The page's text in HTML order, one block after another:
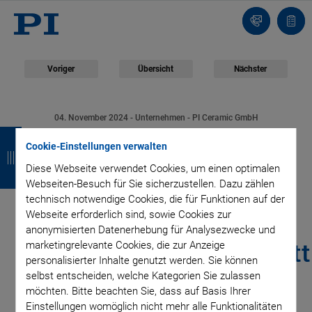
Cookie-Einstellungen verwalten
Diese Webseite verwendet Cookies, um einen optimalen
Webseiten-Besuch für Sie sicherzustellen. Dazu zählen
technisch notwendige Cookies, die für Funktionen auf der
Webseite erforderlich sind, sowie Cookies zur
anonymisierten Datenerhebung für Analysezwecke und
marketingrelevante Cookies, die zur Anzeige
personalisierter Inhalte genutzt werden. Sie können
selbst entscheiden, welche Kategorien Sie zulassen
möchten. Bitte beachten Sie, dass auf Basis Ihrer
Einstellungen womöglich nicht mehr alle Funktionalitäten
Kontakt
Voriger Übersicht Nächster
04. November 2024 - Unternehmen - PI Ceramic GmbH
Jugendförderung
stärken – PI Ceramic
eröffnet erste Jugend-
Unternehmenswerkstatt
im Landkreis Greiz
Z
u
r
ü
c
k
Z
u
r
ü
c
k
Z
u
r
ü
c
k
Z
u
r
ü
c
k